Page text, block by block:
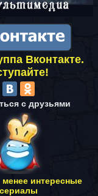
Вконтакте.
с друзьями
менее интересные
сериалы